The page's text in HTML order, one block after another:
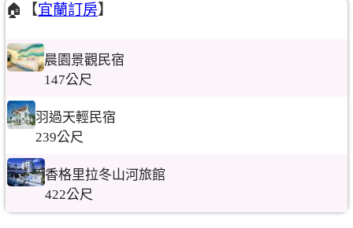
🏠【宜蘭訂房】
晨園景觀民宿
147公尺
羽過天輕民宿
239公尺
香格里拉冬山河旅館
422公尺